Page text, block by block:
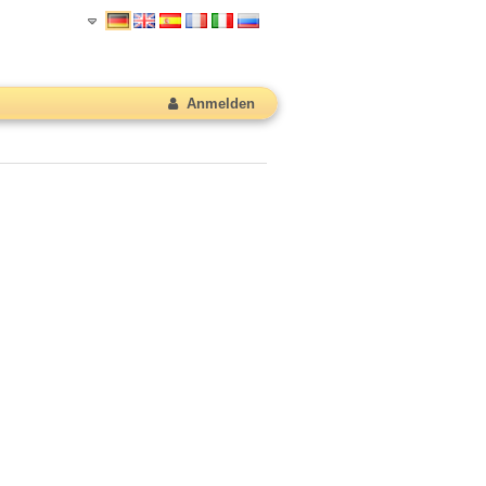
Anmelden